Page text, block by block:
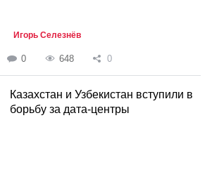
Игорь Селезнёв
0 648 0
Казахстан и Узбекистан вступили в
борьбу за дата-центры